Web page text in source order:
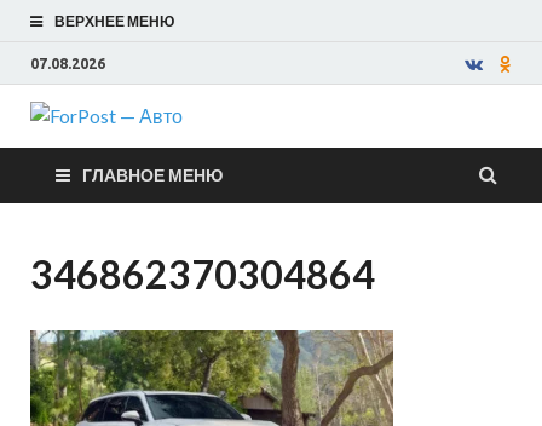
ВЕРХНЕЕ МЕНЮ
07.08.2026
ForPost —
Авто
ГЛАВНОЕ МЕНЮ
346862370304864